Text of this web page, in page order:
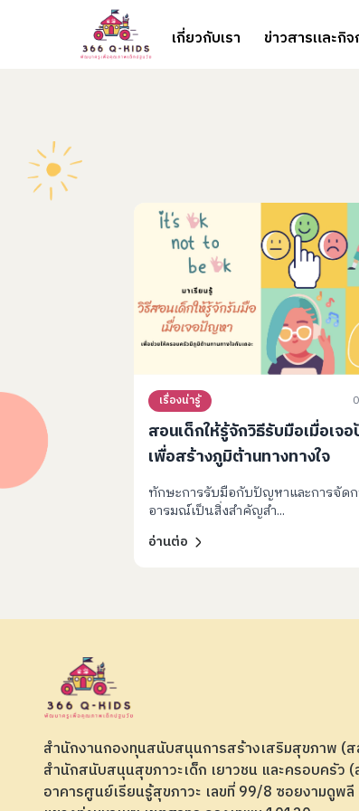
เกี่ยวกับเรา
ข่าวสารและกิ
เรื่องน่ารู้
สอนเด็กให้รู้จักวิธีรับมือเมื่อเจ
เพื่อสร้างภูมิต้านทางทางใจ
ทักษะการรับมือกับปัญหาและการจัด
อารมณ์เป็นสิ่งสำคัญสำ...
อ่านต่อ
สำนักงานกองทุนสนับสนุนการสร้างเสริมสุขภาพ (
สำนักสนับสนุนสุขภาวะเด็ก เยาวชน และครอบครัว
อาคารศูนย์เรียนรู้สุขภาวะ เลขที่ 99/8 ซอยงามดูพลี